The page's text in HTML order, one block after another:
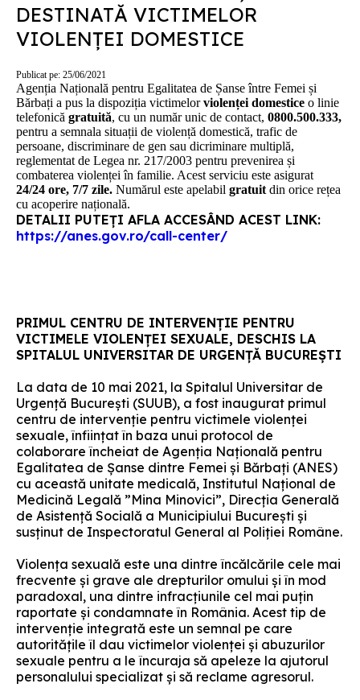
DESTINATĂ VICTIMELOR
VIOLENȚEI DOMESTICE
Publicat pe: 25/06/2021
Agenția Națională pentru Egalitatea de Șanse între Femei și
Bărbați a pus la dispoziția victimelorviolenței domestice o linie
telefonică gratuită, cu un număr unic de contact, 0800.500.333,
pentru a semnala situații de violență domestică, trafic de
persoane, discriminare de gen sau dicriminare multiplă,
reglementat de Legea nr. 217/2003 pentru prevenirea și
combaterea violenței în familie. Acest serviciu este asigurat
24/24 ore, 7/7 zile. Numărul este apelabil gratuit din orice rețea
cu acoperire națională.
DETALII PUTEȚI AFLA ACCESÂND ACEST LINK:
https://anes.gov.ro/call-center/
PRIMUL CENTRU DE INTERVENȚIE PENTRU
VICTIMELE VIOLENȚEI SEXUALE, DESCHIS LA
SPITALUL UNIVERSITAR DE URGENȚĂ BUCUREȘTI
La data de 10 mai 2021, la Spitalul Universitar de
Urgență București (SUUB), a fost inaugurat primul
centru de intervenție pentru victimele violenței
sexuale, înființat în baza unui protocol de
colaborare încheiat de Agenția Națională pentru
Egalitatea de Șanse dintre Femei și Bărbați (ANES)
cu această unitate medicală, Institutul Național de
Medicină Legală ”Mina Minovici”, Direcția Generală
de Asistență Socială a Municipiului București și
susținut de Inspectoratul General al Poliției Române.
Violența sexuală este una dintre încălcările cele mai
frecvente și grave ale drepturilor omului și în mod
paradoxal, una dintre infracțiunile cel mai puțin
raportate și condamnate în România. Acest tip de
intervenție integrată este un semnal pe care
autoritățile îl dau victimelor violenței și abuzurilor
sexuale pentru a le încuraja să apeleze la ajutorul
personalului specializat și să reclame agresorul.